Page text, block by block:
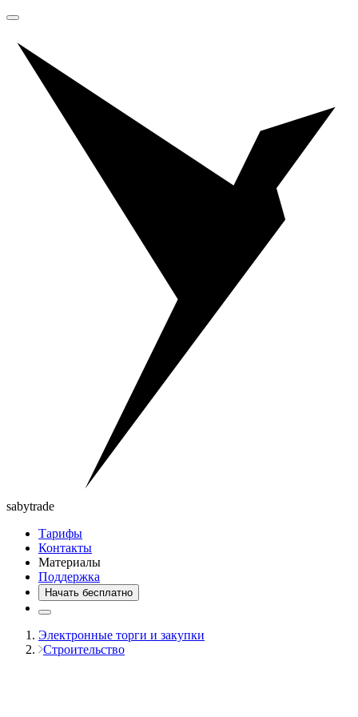
sabytrade
Тарифы
Контакты
Материалы
Поддержка
Начать бесплатно
Электронные торги и закупки
Строительство